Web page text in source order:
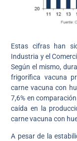
Estas cifras han
Industria y el
Según el mismo,
frigorífica vacuna
carne vacuna con
7,6% en
caída en la
carne vacuna con
A pesar de la